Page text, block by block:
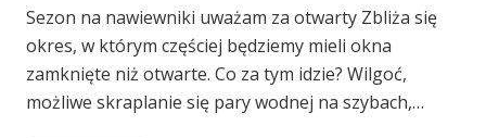
Sezon na nawiewniki uważam za otwarty Zbliża się
okres, w którym częściej będziemy mieli okna
zamknięte niż otwarte. Co za tym idzie? Wilgoć,
możliwe skraplanie się pary wodnej na szybach,…